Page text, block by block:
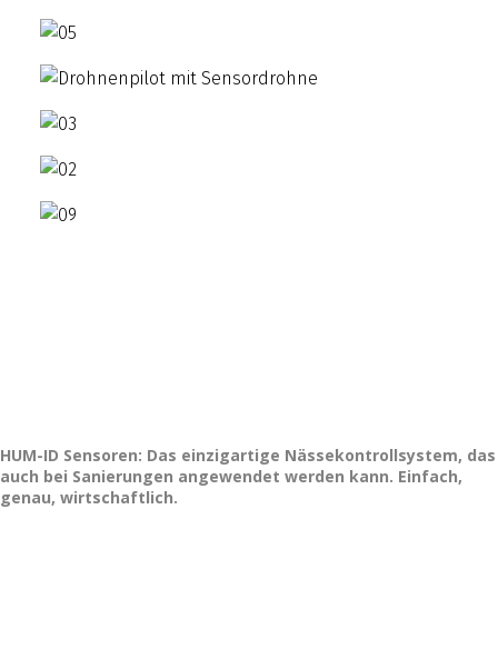
HUM-ID Sensoren: Das einzigartige Nässekontrollsystem, das
auch bei Sanierungen angewendet werden kann. Einfach,
genau, wirtschaftlich.